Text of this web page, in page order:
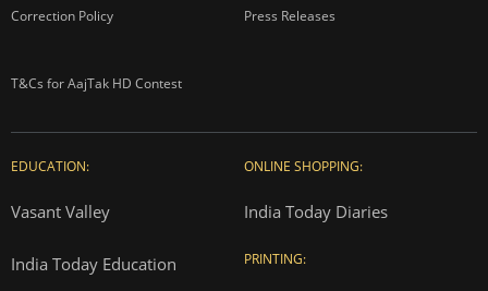
Correction Policy Press Releases
T&Cs for AajTak HD Contest
EDUCATION:
Vasant Valley
India Today Education
ONLINE SHOPPING:
India Today Diaries
PRINTING: